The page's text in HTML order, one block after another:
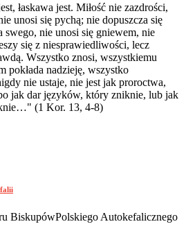
łaskawa jest. Miłość nie zazdrości,
unosi się pychą; nie dopuszcza się
swego, nie unosi się gniewem, nie
się z niesprawiedliwości, lecz
Wszystko znosi, wszystkiemu
pokłada nadzieję, wszystko
nie ustaje, nie jest jak proroctwa,
jak dar języków, który zniknie, lub jak
(1 Kor. 13, 4-8)
BiskupówPolskiego Autokefalicznego